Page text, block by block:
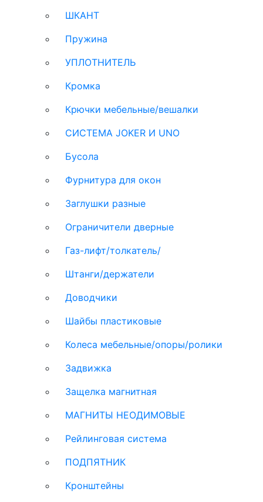
ШКАНТ
Пружина
УПЛОТНИТЕЛЬ
Кромка
Крючки мебельные/вешалки
СИСТЕМА JOKER И UNO
Бусола
Фурнитура для окон
Заглушки разные
Ограничители дверные
Газ-лифт/толкатель/
Штанги/держатели
Доводчики
Шайбы пластиковые
Колеса мебельные/опоры/ролики
Задвижка
Защелка магнитная
МАГНИТЫ НЕОДИМОВЫЕ
Рейлинговая система
ПОДПЯТНИК
Кронштейны